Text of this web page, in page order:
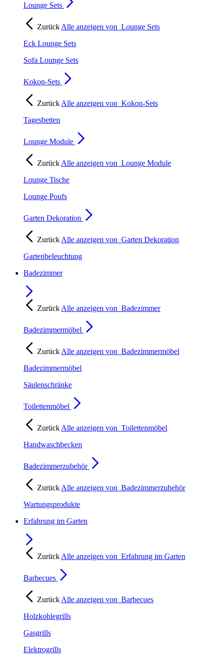
Lounge Sets
Zurück Alle anzeigen von Lounge Sets
Eck Lounge Sets
Sofa Lounge Sets
Kokon-Sets
Zurück Alle anzeigen von Kokon-Sets
Tagesbetten
Lounge Module
Zurück Alle anzeigen von Lounge Module
Lounge Tische
Lounge Poufs
Garten Dekoration
Zurück Alle anzeigen von Garten Dekoration
Gartenbeleuchtung
Badezimmer
Zurück Alle anzeigen von Badezimmer
Badezimmermöbel
Zurück Alle anzeigen von Badezimmermöbel
Badezimmermöbel
Säulenschränke
Toilettenmöbel
Zurück Alle anzeigen von Toilettenmöbel
Handwaschbecken
Badezimmerzubehör
Zurück Alle anzeigen von Badezimmerzubehör
Wartungsprodukte
Erfahrung im Garten
Zurück Alle anzeigen von Erfahrung im Garten
Barbecues
Zurück Alle anzeigen von Barbecues
Holzkohlegrills
Gasgrills
Elektrogrills